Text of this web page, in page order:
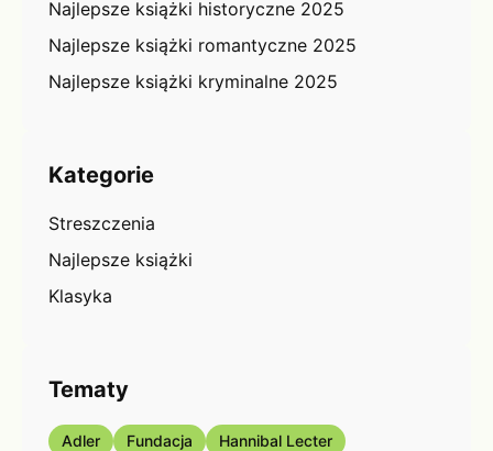
Najlepsze książki historyczne 2025
Najlepsze książki romantyczne 2025
Najlepsze książki kryminalne 2025
Kategorie
Streszczenia
Najlepsze książki
Klasyka
Tematy
Adler Fundacja
Hannibal Lecter